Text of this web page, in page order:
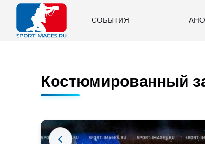
СОБЫТИЯ
Костюмированный